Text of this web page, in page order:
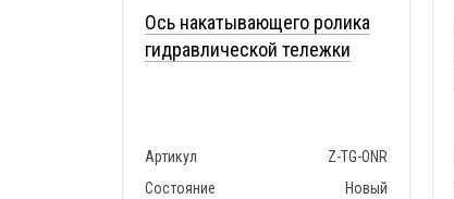
Ось накатывающего ролика
гидравлической тележки
Артикул
Z-TG-ONR
Состояние
Новый